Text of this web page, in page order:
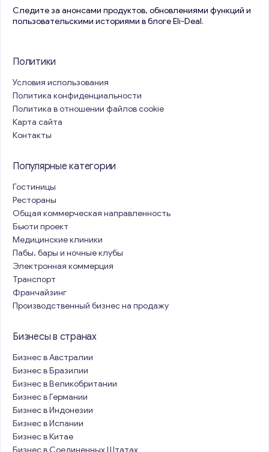
Следите за анонсами продуктов, обновлениями функций и
пользовательскими историями в блоге Eli-Deal.
Политики
Условия использования
Политика конфиденциальности
Политика в отношении файлов cookie
Карта сайта
Контакты
Популярные категории
Гостиницы
Рестораны
Общая коммерческая направленность
Бьюти проект
Медицинские клиники
Пабы, бары и ночные клубы
Электронная коммерция
Транспорт
Франчайзинг
Производственный бизнес на продажу
Бизнесы в странах
Бизнес в Австралии
Бизнес в Бразилии
Бизнес в Великобритании
Бизнес в Германии
Бизнес в Индонезии
Бизнес в Испании
Бизнес в Китае
Бизнес в Соединенных Штатах